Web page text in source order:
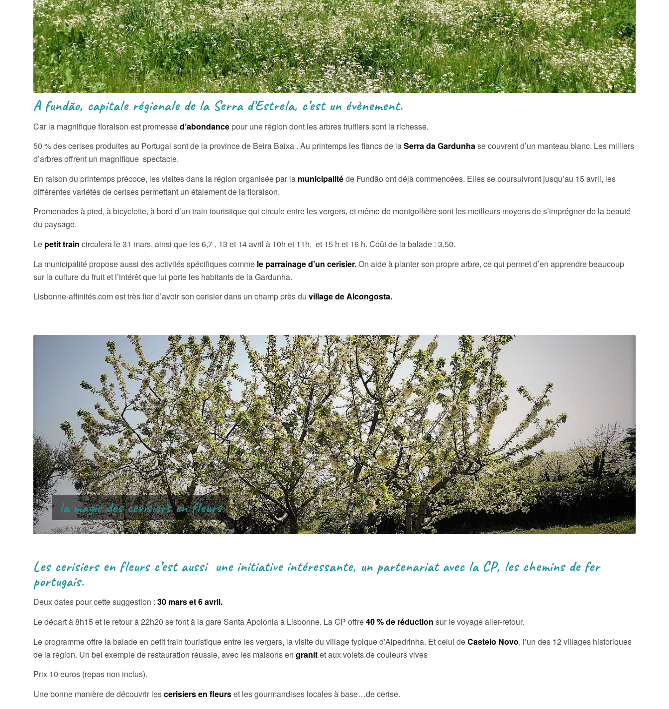
A fundão, capitale régionale de la Serra d’Estrela, c’est un évènement.
Car la magnifique floraison est promessed’abondance pour une région dont les arbres fruitiers sont la richesse.
50 % des cerises produites au Portugal sont de la province de Beira Baixa . Au printemps les flancs de laSerra da Gardunhase couvrent d’un manteau blanc. Les milliers
d’arbres offrent un magnifique spectacle.
En raison du printemps précoce, les visites dans la région organisée par la municipalitéde Fundão ont déjà commencées. Elles se poursuivront jusqu’au 15 avril, les
différentes variétés de cerises permettant un étalement de la floraison.
Promenades à pied, à bicyclette, à bord d’un train touristique qui circule entre les vergers, et même de montgolfière sont les meilleurs moyens de s’imprégner de la beauté
du paysage.
Le petit train circulera le 31 mars, ainsi que les 6,7 , 13 et 14 avril à 10h et 11h, et 15 h et 16 h. Coût de la balade : 3,50.
La municipalité propose aussi des activités spécifiques comme le parrainage d’un cerisier.On aide à planter son propre arbre, ce qui permet d’en apprendre beaucoup
sur la culture du fruit et l’intérêt que lui porte les habitants de la Gardunha.
Lisbonne-affinités.com est très fier d’avoir son cerisier dans un champ près du village de Alcongosta.
Le parrainage d’un cerisier.
Les cerisiers en fleurs c’est aussi une initiative intéressante, un partenariat avec la CP, les chemins de fer
portugais.
Deux dates pour cette suggestion : 30 mars et 6 avril.
Le départ à 8h15 et le retour à 22h20 se font à la gare Santa Apolonia à Lisbonne. La CP offre40 % de réduction sur le voyage aller-retour.
Le programme offre la balade en petit train touristique entre les vergers, la visite du village typique d’Alpedrinha. Et celui deCastelo Novo, l’un des 12 villages historiques
de la région. Un bel exemple de restauration réussie, avec les maisons en granitet aux volets de couleurs vives
Prix 10 euros (repas non inclus).
Une bonne manière de découvrir lescerisiers en fleurset les gourmandises locales à base…de cerise.